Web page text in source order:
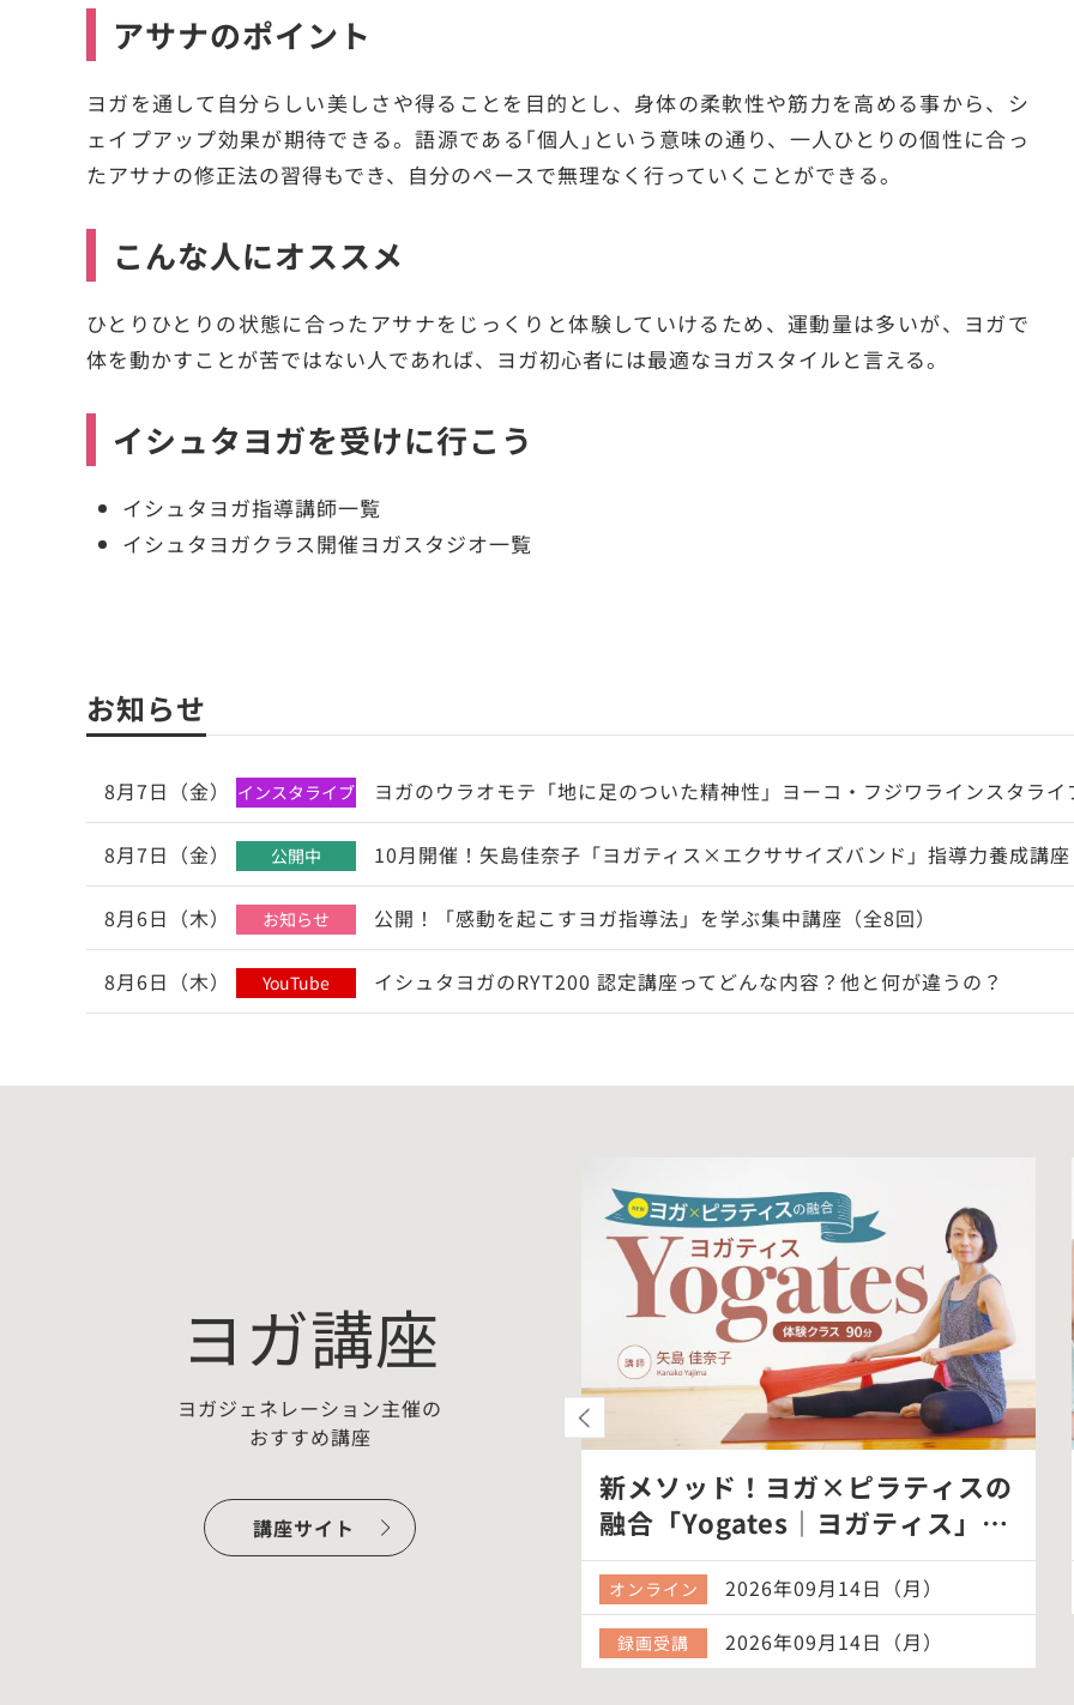
アサナのポイント
ヨガを通して自分らしい美しさや得ることを目的とし、身体の柔軟性や筋力を高める事から、シ
ェイプアップ効果が期待できる。語源である｢個人｣という意味の通り、一人ひとりの個性に合っ
たアサナの修正法の習得もでき、自分のペースで無理なく行っていくことができる。
こんな人にオススメ
ひとりひとりの状態に合ったアサナをじっくりと体験していけるため、運動量は多いが、ヨガで
体を動かすことが苦ではない人であれば、ヨガ初心者には最適なヨガスタイルと言える。
イシュタヨガを受けに行こう
イシュタヨガ指導講師一覧
イシュタヨガクラス開催ヨガスタジオ一覧
お知らせ
8月7日（金） インスタライブ ヨガのウラオモテ「地に足のついた精神性」ヨーコ・フジワラインスタライ
8月7日（金） 公開中 10月開催！矢島佳奈子「ヨガティス×エクササイズバンド」指導力養成講座
8月6日（木） お知らせ 公開！「感動を起こすヨガ指導法」を学ぶ集中講座（全8回）
8月6日（木） YouTube イシュタヨガのRYT200 認定講座ってどんな内容？他と何が違うの？
ヨガ講座
ヨガジェネレーション主催の
おすすめ講座
講座サイト
っとヨガ哲学「わかっちゃいるけ
新メソッド！ヨガ×ピラティスの
融合「Yogates｜ヨガティス」体
験ク…
オンライン 2026年09月14日（月）
録画受講 2026年09月14日（月）